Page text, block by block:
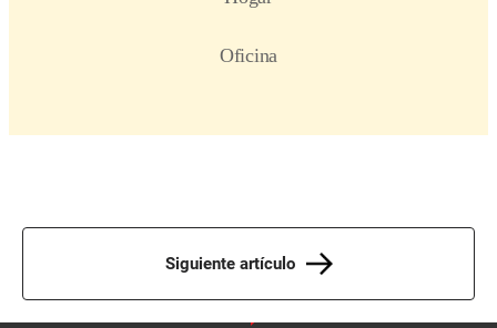
Siguiente artículo